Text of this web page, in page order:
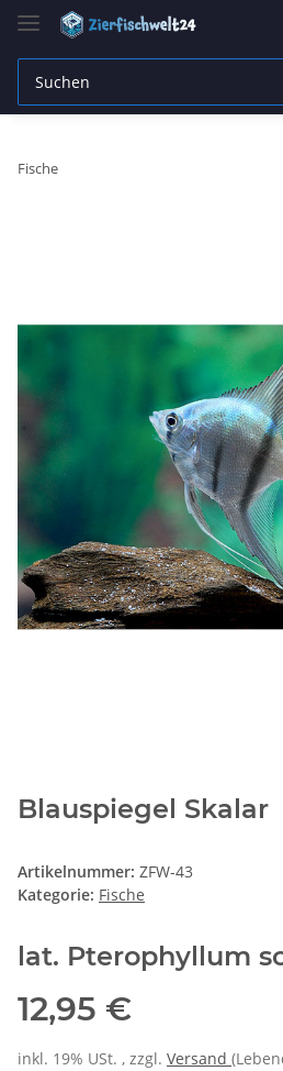
Fische
Blauspiegel Skalar
Artikelnummer: ZFW-43
Kategorie: Fische
lat. Pterophyllum
12,95 €
inkl. 19% USt. , zzgl. Versand